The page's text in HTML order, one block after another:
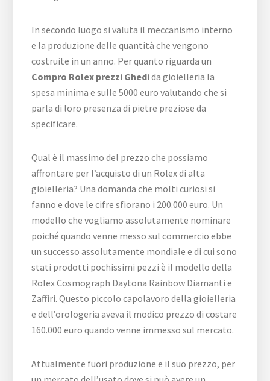
In secondo luogo si valuta il meccanismo interno
e la produzione delle quantità che vengono
costruite in un anno. Per quanto riguarda un
Compro Rolex prezzi Ghedida gioielleria la
spesa minima e sulle 5000 euro valutando che si
parla di loro presenza di pietre preziose da
specificare.
Qual è il massimo del prezzo che possiamo
affrontare per l’acquisto di un Rolex di alta
gioielleria? Una domanda che molti curiosi si
fanno e dove le cifre sfiorano i 200.000 euro. Un
modello che vogliamo assolutamente nominare
poiché quando venne messo sul commercio ebbe
un successo assolutamente mondiale e di cui sono
stati prodotti pochissimi pezzi è il modello della
Rolex Cosmograph Daytona Rainbow Diamanti e
Zaffiri. Questo piccolo capolavoro della gioielleria
e dell’orologeria aveva il modico prezzo di costare
160.000 euro quando venne immesso sul mercato.
Attualmente fuori produzione e il suo prezzo, per